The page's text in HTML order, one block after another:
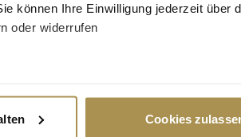
können Ihre Einwilligung jederzeit über
oder widerrufen
und legen Sie Ihre Präferenzen im
Cookies